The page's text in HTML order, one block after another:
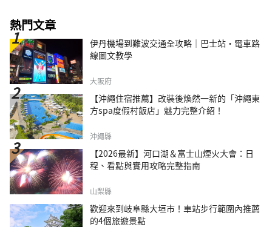
熱門文章
伊丹機場到難波交通全攻略｜巴士站・電車路
線圖文教學
大阪府
【沖繩住宿推薦】改裝後煥然一新的「沖繩東
方spa度假村飯店」魅力完整介紹！
沖繩縣
【2026最新】河口湖＆富士山煙火大會：日
程、看點與實用攻略完整指南
山梨縣
歡迎來到岐阜縣大垣市！車站步行範圍內推薦
的4個旅遊景點